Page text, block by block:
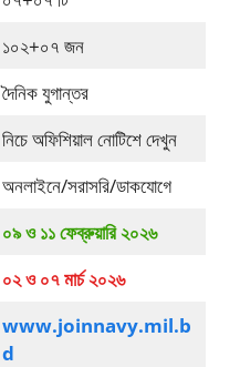
১০২+০৭ জন
দৈনিক যুগান্তর
নিচে অফিশিয়াল নোটিশে দেখুন
অনলাইনে/সরাসরি/ডাকযোগে
০৯ ও ১১ ফেব্রুয়ারি ২০২৬
০২ ও ০৭ মার্চ ২০২৬
www.joinnavy.mil.b
d